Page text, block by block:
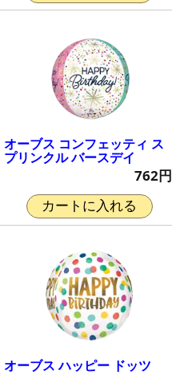
オーブス コンフェッティ ス
プリンクル バースデイ
762円
カートに入れる
オーブス ハッピー ドッツ